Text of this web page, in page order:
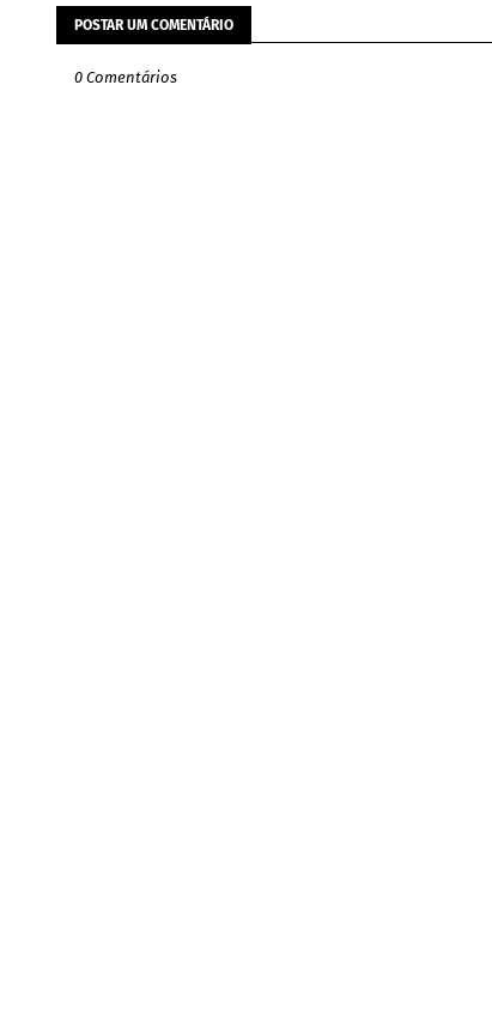
POSTAR UM COMENTÁRIO
0 Comentários